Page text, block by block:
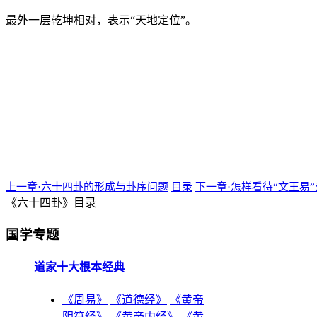
最外一层乾坤相对，表示“天地定位”。
上一章·六十四卦的形成与卦序问题 目录 下一章·怎样看待“文王易
《六十四卦》目录
国学专题
道家十大根本经典
《周易》 《道德经》
《黄帝